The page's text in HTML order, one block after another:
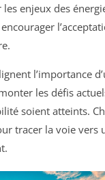
enjeux des
l’importance
les défis
soient atteints.
tracer la voie vers